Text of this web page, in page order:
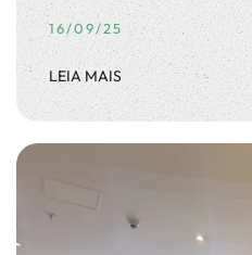
16/09/25
LEIA MAIS